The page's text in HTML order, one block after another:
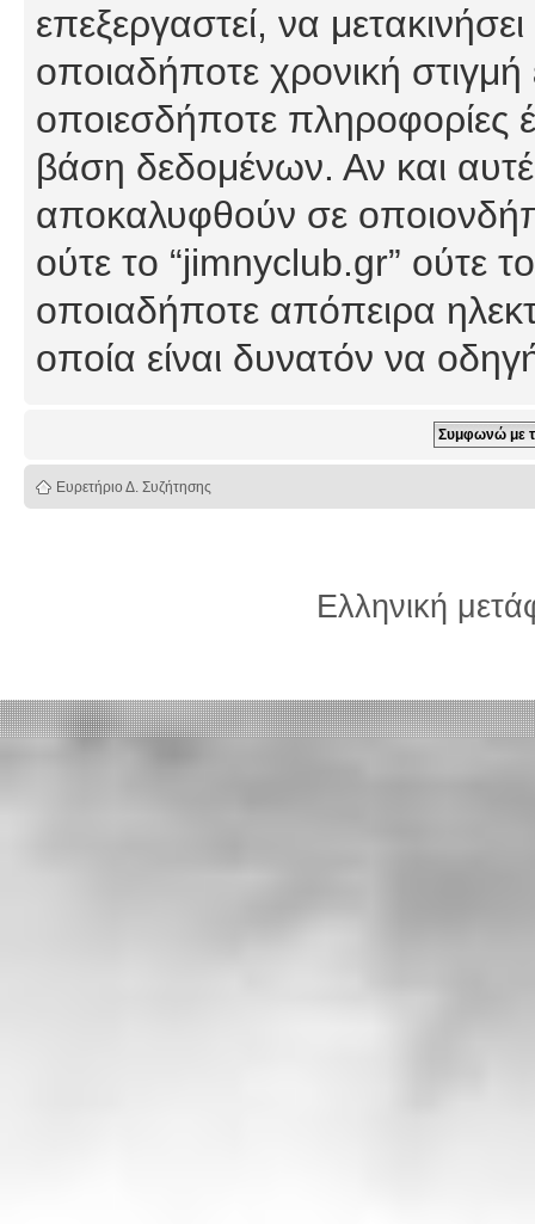
επεξεργαστεί, να
οποιαδήποτε χρονική στιγμή
οποιεσδήποτε πληροφορίες
βάση δεδομένων. Αν και
αποκαλυφθούν σε
ούτε το “jimnyclub.gr” ούτε
οποιαδήποτε απόπειρα
οποία είναι δυνατόν να
Ευρετήριο Δ. Συζήτησης
Ελληνική